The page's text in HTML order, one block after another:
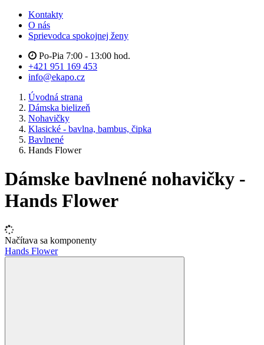
Kontakty
O nás
Sprievodca spokojnej ženy
Po-Pia 7:00 - 13:00 hod.
+421 951 169 453
info@ekapo.cz
Úvodná strana
Dámska bielizeň
Nohavičky
Klasické - bavlna, bambus, čipka
Bavlnené
Hands Flower
Dámske bavlnené nohavičky -
Hands Flower
Načítava sa komponenty
Hands Flower